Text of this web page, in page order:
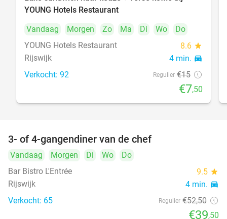
YOUNG Hotels Restaurant
Vandaag
Morgen Zo Ma Di Wo
Do
YOUNG Hotels Restaurant
8.6 star
Rijswijk 4 min. directions_car
Verkocht: 92 Regulier €15
€7,50
3- of 4-gangendiner van de chef
Vandaag Morgen Di Wo
Do
Bar Bistro L'Entrée
9.5 star
Rijswijk 4 min. directions_car
Verkocht: 65 Regulier €52,50
€39,50